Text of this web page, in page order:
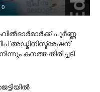
0
പൂർണ്ണ
അഡ്മിനിസ്ട്രേഷന്
കനത്ത തിരിച്ചടി